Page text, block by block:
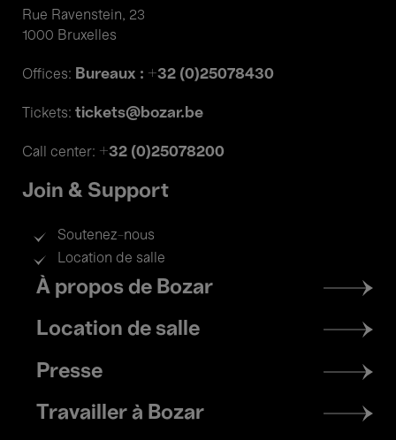
Rue Ravenstein, 23
1000 Bruxelles
Offices: Bureaux : +32 (0)25078430
Tickets: tickets@bozar.be
Call center: +32 (0)25078200
Join & Support
Soutenez-nous
Location de salle
Footer
menu
À propos de Bozar
Location de salle
Presse
Travailler à Bozar